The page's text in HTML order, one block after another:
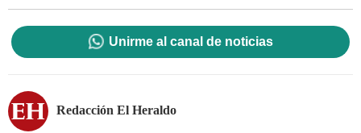
Unirme al canal de noticias
Redacción El Heraldo